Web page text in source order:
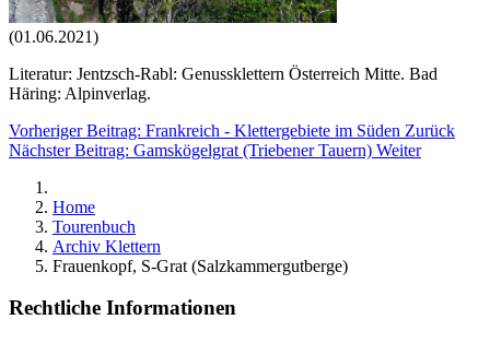
(01.06.2021)
Literatur: Jentzsch-Rabl: Genussklettern Österreich Mitte. Bad
Häring: Alpinverlag.
Vorheriger Beitrag: Frankreich - Klettergebiete im Süden Zurück
Nächster Beitrag: Gamskögelgrat (Triebener Tauern) Weiter
Home
Tourenbuch
Archiv Klettern
Frauenkopf, S-Grat (Salzkammergutberge)
Rechtliche Informationen